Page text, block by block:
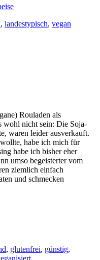
, landestypisch, vegan
Rouladen als
wohl nicht sein: Die Soja-
waren leider ausverkauft.
habe ich mich für
habe ich bisher eher
umso begeisterter vom
ziemlich einfach
und schmecken
, glutenfrei, günstig,